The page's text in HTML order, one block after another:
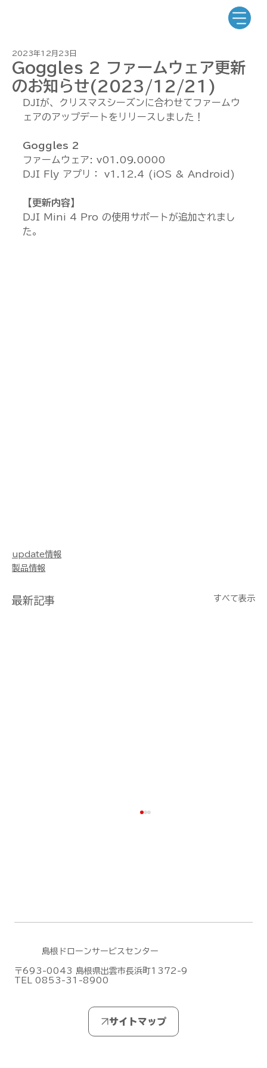
Goggles 2 ファームウェア更新
のお知らせ(2023/12/21)
2023年12月23日
DJIが、クリスマスシーズンに合わせてファームウ
ェアのアップデートをリリースしました！
Goggles 2
ファームウェア: v01.09.0000
DJI Fly アプリ： v1.12.4 (iOS & Android)
【更新内容】
DJI Mini 4 Pro の使用サポートが追加されまし
た。
update情報
製品情報
最新記事 すべて表示
DJIがMic Mini シリーズの新作「DJI
Mic Mini 2S」を発表しました！
島根ドローンサービスセンター
〒693-0043 島根県出雲市長浜町1372-9
TEL 0853-31-8900